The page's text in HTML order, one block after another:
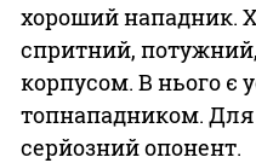
хороший нападник.
спритний,
корпусом. В нього є
топнападником.
серйозний опонент.